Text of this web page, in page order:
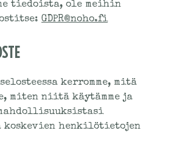
tiedoista, ole meihin
GDPR@noho.fi
kerromme, mitä
miten niitä käytämme ja
mahdollisuuksistasi
koskevien henkilötietojen